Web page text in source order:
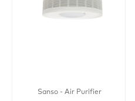
Sanso - Air Purifier